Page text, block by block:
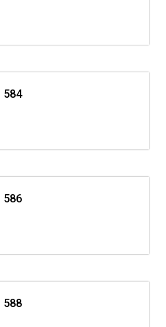
584
586
588